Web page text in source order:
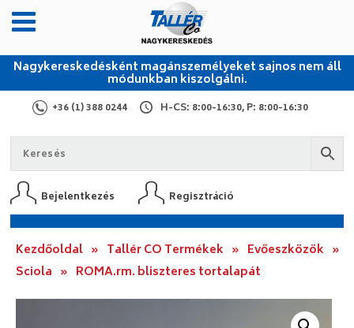
Nagykereskedésként magánszemélyeket sajnos nem áll
módunkban kiszolgálni.
+36 (1) 388 0244 H-CS: 8:00-16:30, P: 8:00-16:30
Bejelentkezés Regisztráció
Kezdőoldal » Tallér CO Termékek » Evőeszközök »
Sciola » ROMA.rm. bliszteres tortalapát